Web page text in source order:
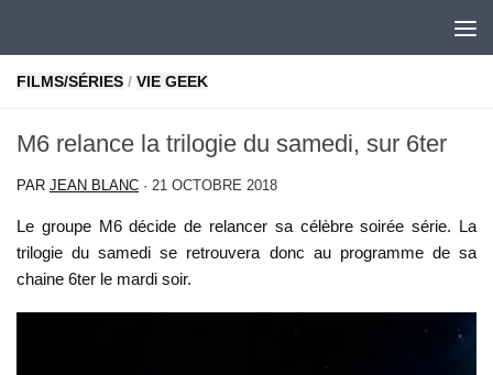
FILMS/SÉRIES / VIE GEEK
M6 relance la trilogie du samedi, sur 6ter
PAR JEAN BLANC · 21 OCTOBRE 2018
Le groupe M6 décide de relancer sa célèbre soirée série. La
trilogie du samedi se retrouvera donc au programme de sa
chaine 6ter le mardi soir.